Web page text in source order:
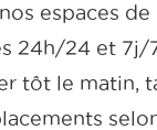
espaces
24h/24 et 7j/
tôt le matin,